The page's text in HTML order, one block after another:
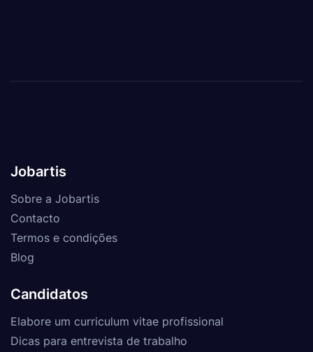
Jobartis
Sobre a Jobartis
Contacto
Termos e condições
Blog
Candidatos
Elabore um curriculum vitae profissional
Dicas para entrevista de trabalho